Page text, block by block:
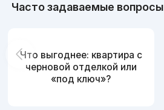
Часто задаваемые вопросы
Что выгоднее: квартира с
черновой отделкой или
«под ключ»?